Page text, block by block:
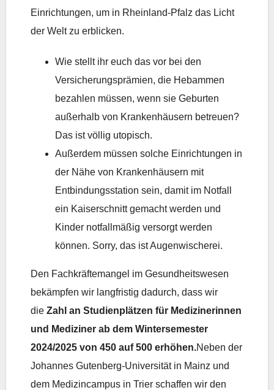
Einrichtungen, um in Rheinland-Pfalz das Licht
der Welt zu erblicken.
Wie stellt ihr euch das vor bei den
Versicherungsprämien, die Hebammen
bezahlen müssen, wenn sie Geburten
außerhalb von Krankenhäusern betreuen?
Das ist völlig utopisch.
Außerdem müssen solche Einrichtungen in
der Nähe von Krankenhäusern mit
Entbindungsstation sein, damit im Notfall
ein Kaiserschnitt gemacht werden und
Kinder notfallmäßig versorgt werden
können. Sorry, das ist Augenwischerei.
Den Fachkräftemangel im Gesundheitswesen
bekämpfen wir langfristig dadurch, dass wir
die Zahl an Studienplätzen für Medizinerinnen
und Mediziner ab dem Wintersemester
2024/2025 von 450 auf 500 erhöhen.Neben der
Johannes Gutenberg-Universität in Mainz und
dem Medizincampus in Trier schaffen wir den